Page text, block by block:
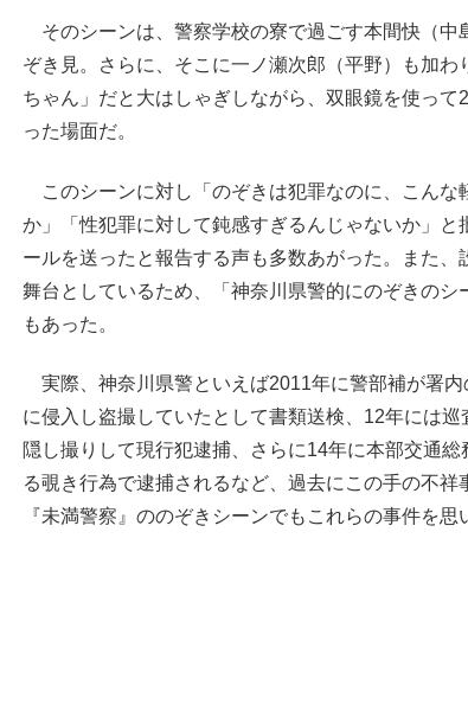
そのシーンは、警察学校の寮で過ごす本間快（中
ぞき見。さらに、そこに一ノ瀬次郎（平野）も加
ちゃん」だと大はしゃぎしながら、双眼鏡を使って
った場面だ。
このシーンに対し「のぞきは犯罪なのに、こんな
か」「性犯罪に対して鈍感すぎるんじゃないか」と
ールを送ったと報告する声も多数あがった。また、
舞台としているため、「神奈川県警的にのぞきの
もあった。
実際、神奈川県警といえば2011年に警部補が署
に侵入し盗撮していたとして書類送検、12年には
隠し撮りして現行犯逮捕、さらに14年に本部交通
る覗き行為で逮捕されるなど、過去にこの手の不祥
『未満警察』ののぞきシーンでもこれらの事件を思